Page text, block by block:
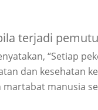
terjadi
“Setiap
dan kesehatan
manusia